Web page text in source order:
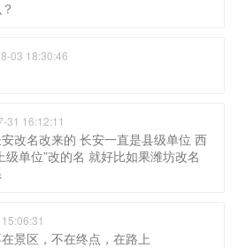
03 18:30:46
31 16:12:11
改名改来的 长安一直是县级单位 西
级单位”改的名 就好比如果潍坊改名
景区，不在终点，在路上